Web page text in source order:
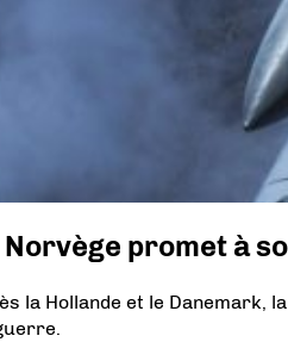
Norvège promet à
la Hollande et le Danemark,